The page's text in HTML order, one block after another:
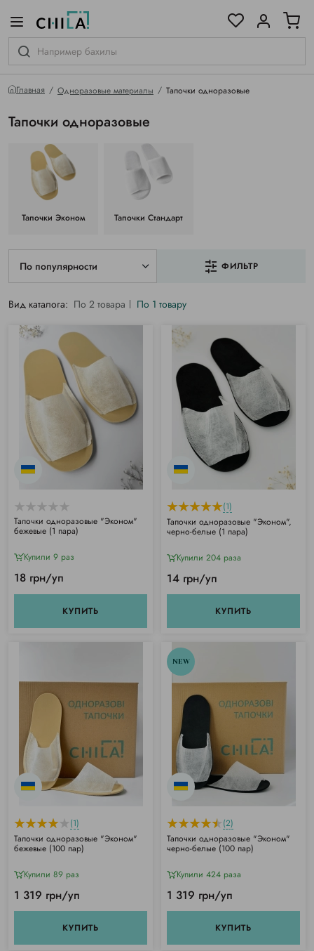
Главная Одноразовые материалы Тапочки одноразовые
Тапочки одноразовые
Тапочки Эконом Тапочки Стандарт
По популярности ФИЛЬТР
Вид каталога: По 2 товара По 1 товару
Тапочки одноразовые "Эконом"
бежевые (1 пара)
Купили 9 раз
18 грн/уп
КУПИТЬ
(1)
Тапочки одноразовые "Эконом",
черно-белые (1 пара)
Купили 204 раза
14 грн/уп
КУПИТЬ
(1)
Тапочки одноразовые "Эконом"
бежевые (100 пар)
Купили 89 раз
1 319 грн/уп
КУПИТЬ
NEW
(2)
Тапочки одноразовые "Эконом"
черно-белые (100 пар)
Купили 424 раза
1 319 грн/уп
КУПИТЬ
гамме